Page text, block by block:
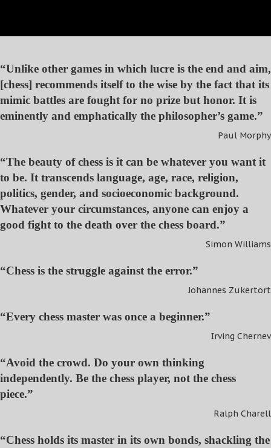
“Unlike other games in which lucre is the end and aim,
[chess] recommends itself to the wise by the fact that its
mimic battles are fought for no prize but honor. It is
eminently and emphatically the philosopher’s game.”
Paul Morphy
“The beauty of chess is it can be whatever you want it
to be. It transcends language, age, race, religion,
politics, gender, and socioeconomic background.
Whatever your circumstances, anyone can enjoy a
good fight to the death over the chess board.”
Simon Williams
“Chess is the struggle against the error.”
Johannes Zukertort
“Every chess master was once a beginner.”
Irving Chernev
“Avoid the crowd. Do your own thinking
independently. Be the chess player, not the chess
piece.”
Ralph Charell
“Chess holds its master in its own bonds, shackling the